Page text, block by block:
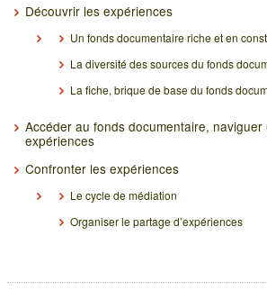
Découvrir les expériences
Un fonds documentaire riche et en
La diversité des sources du fonds
La fiche, brique de base du fonds
Accéder au fonds documentaire, naviguer
expériences
Confronter les expériences
Le cycle de médiation
Organiser le partage d’expériences